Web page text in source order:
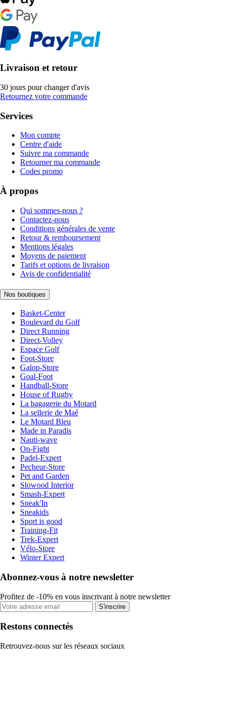
Livraison et retour
30 jours pour changer d'avis
Retournez votre commande
Services
Mon compte
Centre d'aide
Suivre ma commande
Retourner ma commande
Codes promo
À propos
Qui sommes-nous ?
Contactez-nous
Conditions générales de vente
Retour & remboursement
Mentions légales
Moyens de paiement
Tarifs et options de livraison
Avis de confidentialité
Nos boutiques
Basket-Center
Boulevard du Golf
Direct Running
Direct-Volley
Espace Golf
Foot-Store
Galop-Store
Goal-Foot
Handball-Store
House of Rugby
La bagagerie du Motard
La sellerie de Maé
Le Motard Bleu
Made in Paradis
Nauti-wave
On-Fight
Padel-Expert
Pecheur-Store
Pet and Garden
Slowood Interior
Smash-Expert
Sneak'In
Sneakids
Sport is good
Training-Fit
Trek-Expert
Vélo-Store
Winter Expert
Abonnez-vous à notre newsletter
Profitez de -10% en vous inscrivant à notre newsletter
S'inscrire
Restons connectés
Retrouvez-nous sur les réseaux sociaux